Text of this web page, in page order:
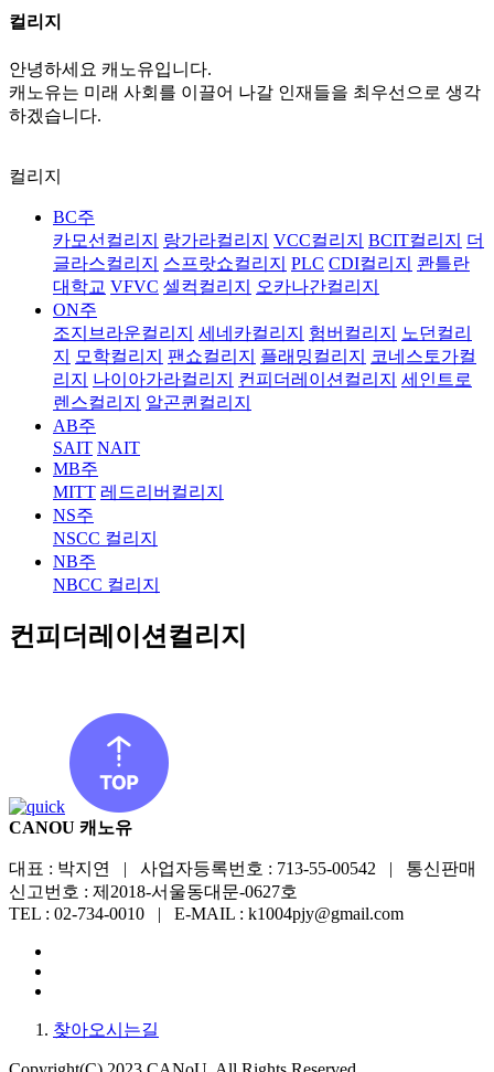
컬리지
안녕하세요 캐노유입니다.
캐노유는 미래 사회를 이끌어 나갈 인재들을 최우선으로 생각
하겠습니다.
컬리지
BC주
카모선컬리지
랑가라컬리지 VCC컬리지 BCIT컬리지
더
글라스컬리지
스프랏쇼컬리지 PLC CDI컬리지
콴틀란
대학교 VFVC 셀컥컬리지
오카나간컬리지
ON주
조지브라운컬리지 세네카컬리지 험버컬리지
노던컬리
지
모학컬리지 팬쇼컬리지 플래밍컬리지
코네스토가컬
리지
나이아가라컬리지 컨피더레이션컬리지 세인트로
렌스컬리지
알곤퀸컬리지
AB주
SAIT NAIT
MB주
MITT 레드리버컬리지
NS주
NSCC 컬리지
NB주
NBCC 컬리지
컨피더레이션컬리지
CANOU 캐노유
대표 : 박지연 | 사업자등록번호 : 713-55-00542 | 통신판매
신고번호 : 제2018-서울동대문-0627호
TEL : 02-734-0010 | E-MAIL : k1004pjy@gmail.com
찾아오시는길